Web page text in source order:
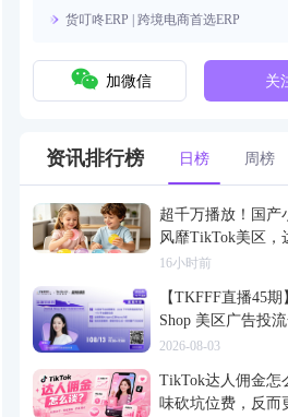
货叮咚ERP | 跨境电商首选ERP
加微信 关
资讯排行榜 日榜 周榜
超千万播放！国产
风靡TikTok美区，
价
16小时前
【TKFFF直播45
Shop 美区广告投
2026-08-03
TikTok达人佣金怎
味砍坑位费，反而